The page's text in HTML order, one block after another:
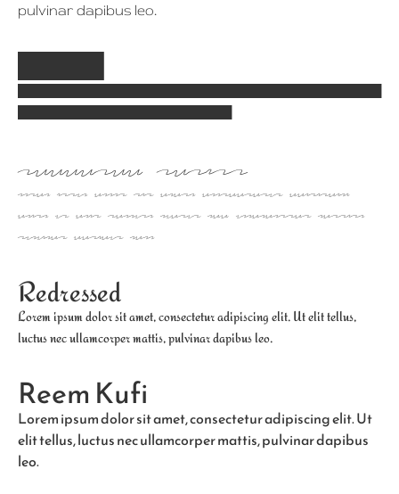
pulvinar dapibus leo.
Redacted Script
Lorem ipsum dolor sit amet, consectetur adipiscing
elit. Ut elit tellus, luctus nec ullamcorper mattis,
pulvinar dapibus leo.
Redressed
Lorem ipsum dolor sit amet, consectetur adipiscing elit. Ut elit tellus,
luctus nec ullamcorper mattis, pulvinar dapibus leo.
Reem Kufi
Lorem ipsum dolor sit amet, consectetur adipiscing elit. Ut
elit tellus, luctus nec ullamcorper mattis, pulvinar dapibus
leo.